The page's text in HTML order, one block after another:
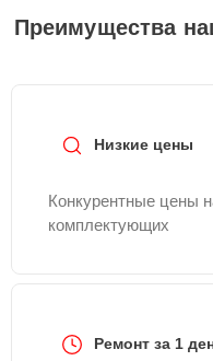
службы заботы о
стоимости ремонта
Преимущества
Низкие цены
Конкурентные цены
комплектующих
Ремонт за 1